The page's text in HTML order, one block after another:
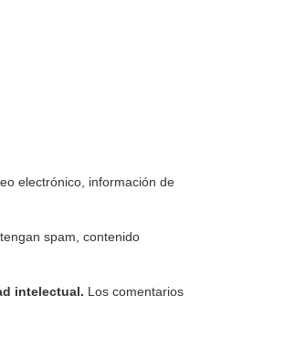
electrónico, información de
spam, contenido
intelectual. Los comentarios